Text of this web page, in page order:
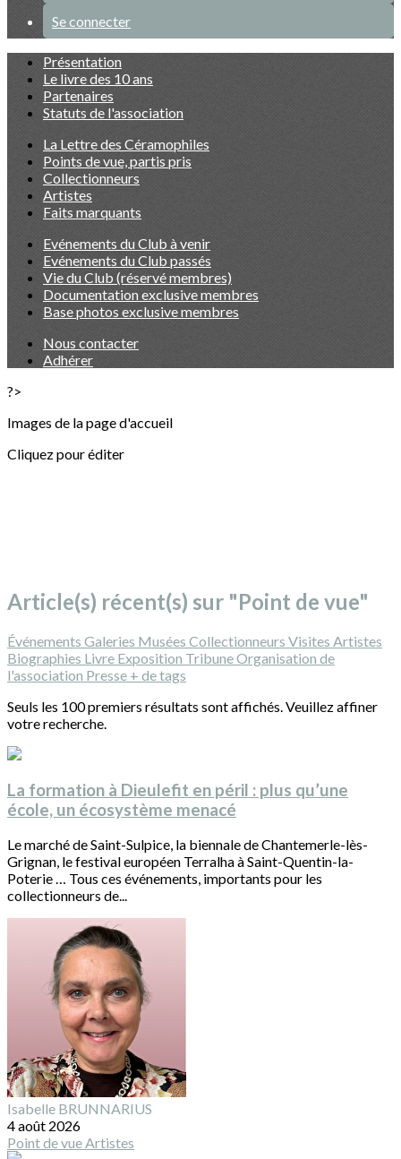
Se connecter
Présentation
Le livre des 10 ans
Partenaires
Statuts de l'association
La Lettre des Céramophiles
Points de vue, partis pris
Collectionneurs
Artistes
Faits marquants
Evénements du Club à venir
Evénements du Club passés
Vie du Club (réservé membres)
Documentation exclusive membres
Base photos exclusive membres
Nous contacter
Adhérer
?>
Images de la page d'accueil
Cliquez pour éditer
Article(s) récent(s) sur "Point de vue"
Événements Galeries Musées Collectionneurs Visites Artistes
Biographies Livre Exposition TribuneOrganisation de
l'association Presse + de tags
Seuls les 100 premiers résultats sont affichés. Veuillez affiner
votre recherche.
La formation à Dieulefit en péril : plus qu’une
école, un écosystème menacé
Le marché de Saint-Sulpice, la biennale de Chantemerle-lès-
Grignan, le festival européen Terralha à Saint-Quentin-la-
Poterie … Tous ces événements, importants pour les
collectionneurs de...
Isabelle BRUNNARIUS
4 août 2026
Point de vueArtistes